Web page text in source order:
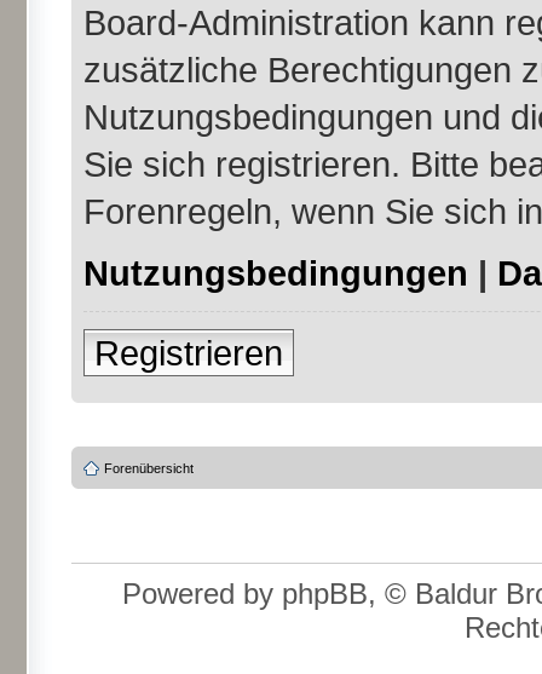
Board-Administration kann
zusätzliche Berechtigungen
Nutzungsbedingungen und
Sie sich registrieren. Bitte
Forenregeln, wenn Sie sich
Nutzungsbedingungen |
Registrieren
Forenübersicht
Powered by phpBB, © Baldur